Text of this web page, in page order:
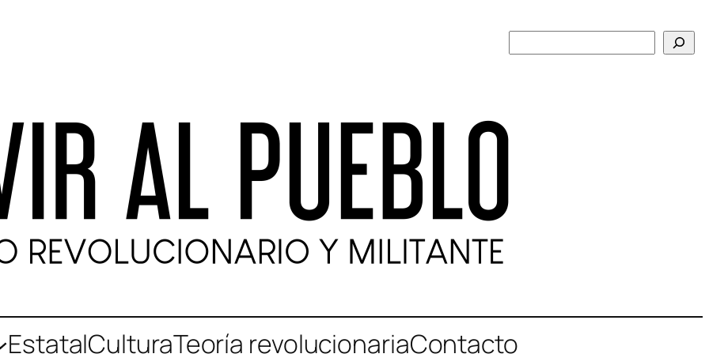
EstatalCulturaTeoría revolucionariaContacto